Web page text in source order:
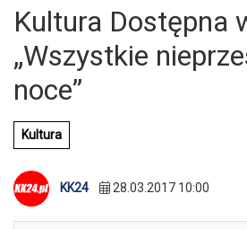
Kultura Dostępna
„Wszystkie
noce”
Kultura
KK24 28.03.2017 10:00